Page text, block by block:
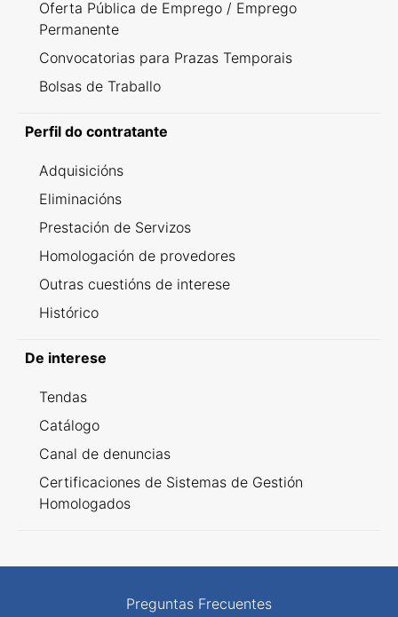
Oferta Pública de Emprego / Emprego
Permanente
Convocatorias para Prazas Temporais
Bolsas de Traballo
Perfil do contratante
Adquisicións
Eliminacións
Prestación de Servizos
Homologación de provedores
Outras cuestións de interese
Histórico
De interese
Tendas
Catálogo
Canal de denuncias
Certificaciones de Sistemas de Gestión
Homologados
Preguntas Frecuentes